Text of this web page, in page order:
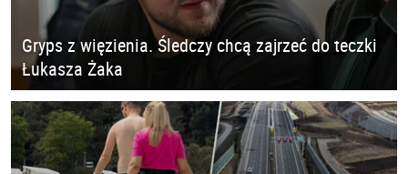
Gryps z więzienia. Śledczy chcą zajrzeć do teczki
Łukasza Żaka